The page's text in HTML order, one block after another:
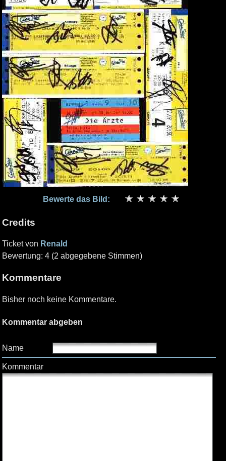
Bewerte das Bild:
Credits
Ticket von Renald
Bewertung: 4 (2 abgegebene Stimmen)
Kommentare
Bisher noch keine Kommentare.
Kommentar abgeben
Name
Kommentar